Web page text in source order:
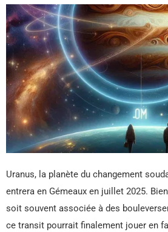
Uranus, la planète du changement
entrera en Gémeaux en juillet 2025.
soit souvent associée à des
ce transit pourrait finalement jouer en